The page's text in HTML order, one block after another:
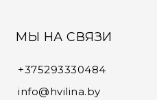
МЫ НА СВЯЗИ
+375293330484
info@hvilina.by